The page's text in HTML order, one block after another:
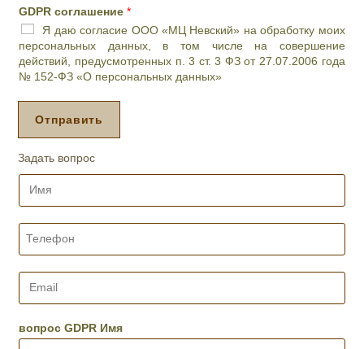
ч
и
л
и
п
р
о
у
р
,
д
н
ь
ж
л
GDPR соглашение*
Я даю согласие ООО «МЦ Невский» на обработку моих
персональных данных, в том числе на совершение
действий, предусмотренных п. 3 ст. 3 ФЗ от 27.07.2006 года
№ 152-ФЗ «О персональных данных»
Отправить
Задать вопрос
И
я
*
Т
л
е
о
*
E
a
i
l
вопрос GDPR Имя